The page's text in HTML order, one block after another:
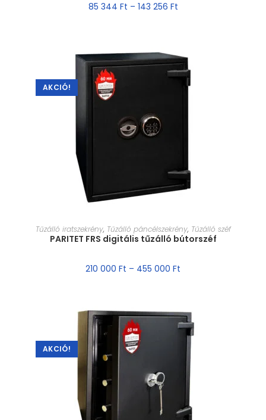
85 344 Ft – 143 256 Ft
AKCIÓ!
MÉRET VÁLASZTÁSA
Tűzálló iratszekrény, Tűzálló páncélszekrény, Tűzálló széf
PARITET FRS digitális tűzálló bútorszéf
210 000 Ft – 455 000 Ft
AKCIÓ!